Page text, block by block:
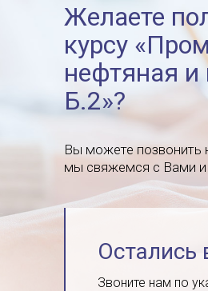
Желаете
курсу
нефтяная
Б.2»?
Вы можете позвонить
мы свяжемся с Вами и
Остались
Звоните нам по